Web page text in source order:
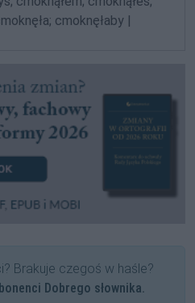
cmoknęłaby |
Brakuje czegoś w haśle?
Dobrego słownika.